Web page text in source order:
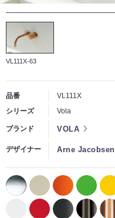
VL111X-63
品番
VL111X
シリーズ
Vola
ブランド VOLA
デザイナー Arne Jacobsen